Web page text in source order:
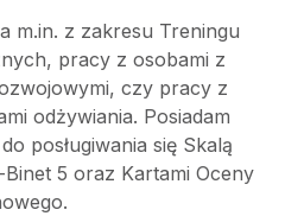
m.in. z zakresu Treningu
pracy z osobami z
czy pracy z
odżywiania. Posiadam
posługiwania się Skalą
5 oraz Kartami Oceny